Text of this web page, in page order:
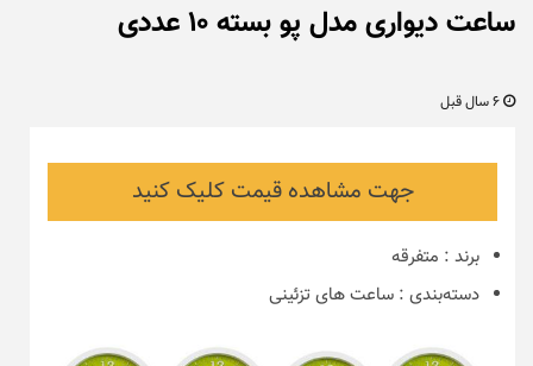
ساعت دیواری مدل پو بسته ۱۰ عددی
جهت مشاهده قیمت کلیک کنید
برند : متفرقه
دسته‌بندی : ساعت های تزئینی